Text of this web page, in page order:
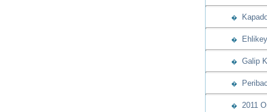
�
�
� Galip
�
� 2011